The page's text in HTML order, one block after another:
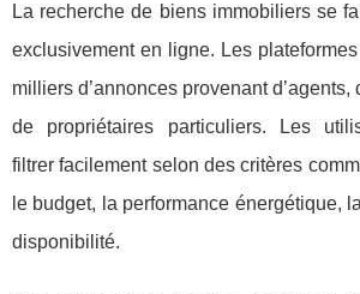
La recherche de biens immobiliers se
exclusivement en ligne. Les
milliers d’annonces provenant d’agents,
de propriétaires particuliers. Les
filtrer facilement selon des critères
le budget, la performance énergétique,
disponibilité.